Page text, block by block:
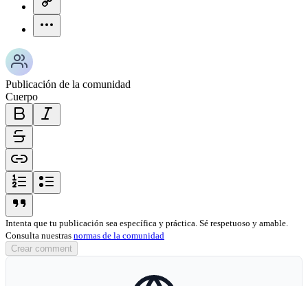
Publicación de la comunidad
Cuerpo
bold-icon
link-icon
ordered-list-icon
Intenta que tu publicación sea específica y práctica. Sé respetuoso y amable.
Consulta nuestras normas de la comunidad
Crear comment